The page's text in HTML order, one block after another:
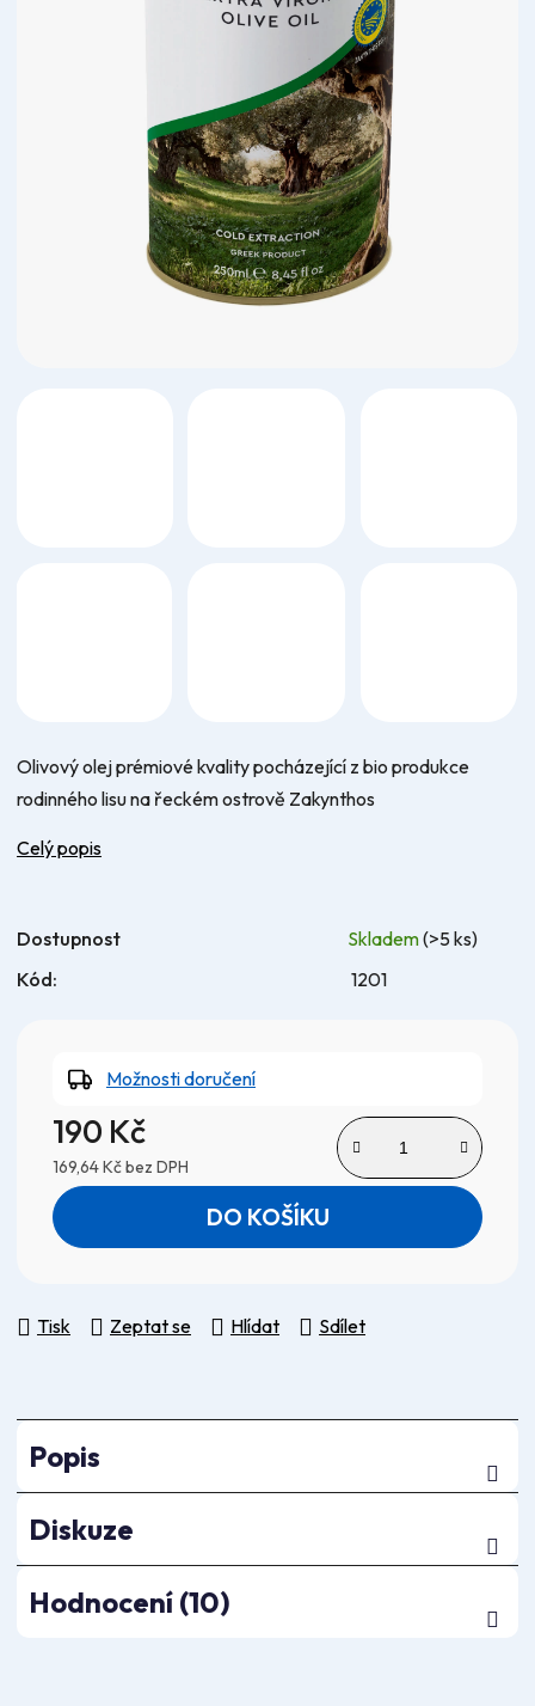
Olivový olej prémiové kvality pocházející z bio produkce
rodinného lisu na řeckém ostrově Zakynthos
Celý popis
Dostupnost Skladem(>5 ks)
Kód:
1201
Možnosti doručení
190 Kč
169,64 Kč bez DPH
Měrná cena: DO KOŠÍKU
Tisk Zeptat se Hlídat Sdílet
Popis
Diskuze
Hodnocení (10)